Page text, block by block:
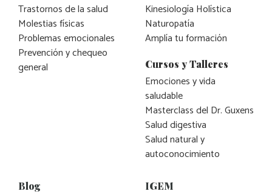
Trastornos de la salud
Molestias físicas
Problemas emocionales
Prevención y chequeo
general
Kinesiología Holística
Naturopatía
Amplía tu formación
Cursos y Talleres
Emociones y vida
saludable
Masterclass del Dr. Guxens
Salud digestiva
Salud natural y
autoconocimiento
Blog IGEM